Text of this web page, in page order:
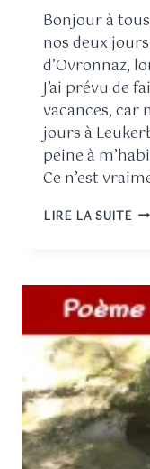
Bonjour à
nos deux
d’Ovronnaz,
J’ai prévu de
vacances, car
jours à
peine à
Ce n’est
LIRE LA SUITE